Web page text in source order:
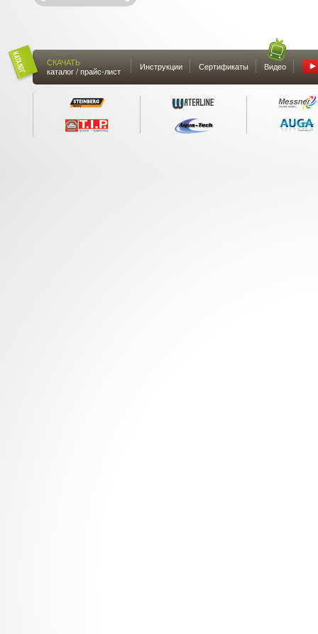
СКАЧАТЬ
каталог / прайс-лист
Инструкции Сертификаты Видео